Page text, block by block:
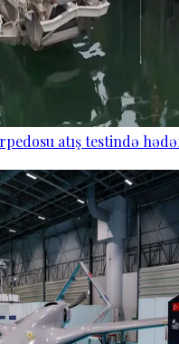
atış testində